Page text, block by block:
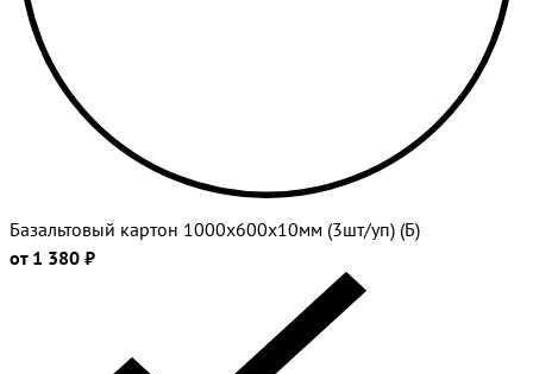
Базальтовый картон 1000х600х10мм (3шт/уп) (Б)
от 1 380 ₽